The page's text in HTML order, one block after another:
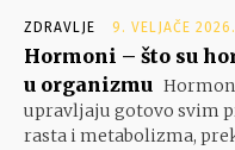
ZDRAVLJE 9. VELJAČE 2026.
Hormoni – što su
u organizmu
upravljaju gotovo svim
rasta i metabolizma,